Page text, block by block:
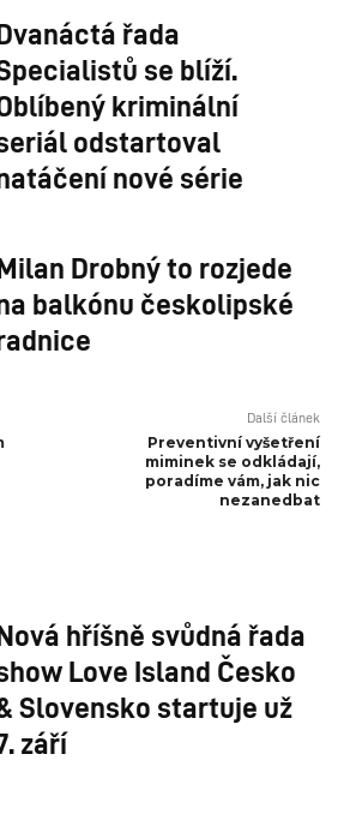
řada
se blíží.
kriminální
odstartoval
nové série
Drobný to rozjede
balkónu českolipské
Další článek
Preventivní vyšetření
miminek se odkládají,
poradíme vám, jak nic
nezanedbat
hříšně svůdná řada
Love Island Česko
Slovensko startuje už
září